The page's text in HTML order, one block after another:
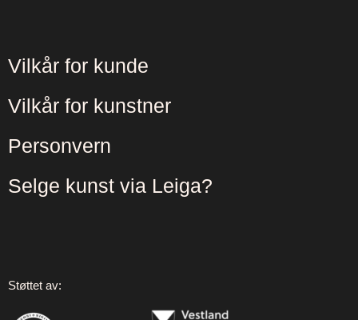
Vilkår for kunde
Vilkår for kunstner
Personvern
Selge kunst via Leiga?
Støttet av: